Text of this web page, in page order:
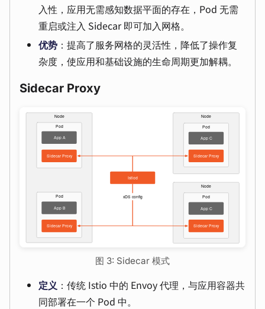
入性，应用无需感知数据平面的存在，Pod 无需
重启或注入 Sidecar 即可加入网格。
优势 ：提高了服务网格的灵活性，降低了操作复
杂度，使应用和基础设施的生命周期更加解耦。
Sidecar Proxy
图 3: Sidecar 模式
定义 ：传统 Istio 中的 Envoy 代理，与应用容器共
同部署在一个 Pod 中。